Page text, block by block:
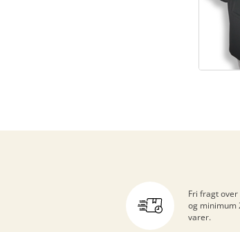
Fri fragt over
og minimum
varer.